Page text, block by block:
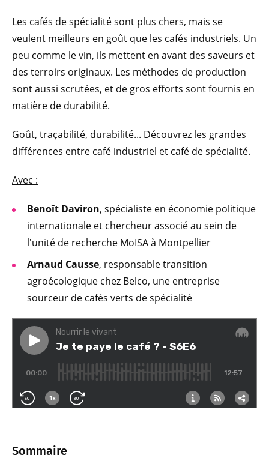
Sommaire
Les cafés de spécialité sont plus chers, mais se
veulent meilleurs en goût que les cafés industriels. Un
peu comme le vin, ils mettent en avant des saveurs et
des terroirs originaux. Les méthodes de production
sont aussi scrutées, et de gros efforts sont fournis en
matière de durabilité.
Goût, traçabilité, durabilité... Découvrez les grandes
différences entre café industriel et café de spécialité.
Avec :
Benoît Daviron, spécialiste en économie politique
internationale et chercheur associé au sein de
l'unité de recherche MoISA à Montpellier
Arnaud Causse, responsable transition
agroécologique chez Belco, une entreprise
sourceur de cafés verts de spécialité